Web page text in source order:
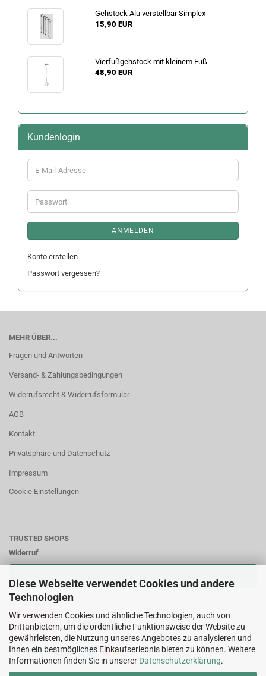
Diese Webseite verwendet Cookies und andere
Technologien
Wir verwenden Cookies und ähnliche Technologien, auch von
Drittanbietern, um die ordentliche Funktionsweise der Website zu
gewährleisten, die Nutzung unseres Angebotes zu analysieren und
Ihnen ein bestmögliches Einkaufserlebnis bieten zu können. Weitere
Informationen finden Sie in unserer Datenschutzerklärung.
Gehstock Alu verstellbar Simplex
15,90 EUR
Vierfußgehstock mit kleinem Fuß
48,90 EUR
Kundenlogin
E-
Mail-
Adresse
Passwort
ANMELDEN
Konto erstellen
Passwort vergessen?
MEHR ÜBER...
Fragen und Antworten
Versand- & Zahlungsbedingungen
Widerrufsrecht & Widerrufsformular
AGB
Kontakt
Privatsphäre und Datenschutz
Impressum
Cookie Einstellungen
TRUSTED SHOPS
Widerruf
Zahlungsweisen: